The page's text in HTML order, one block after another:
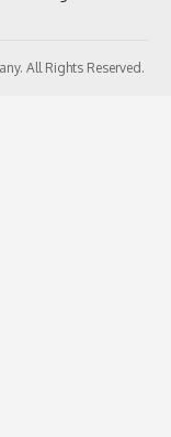
All Rights Reserved.